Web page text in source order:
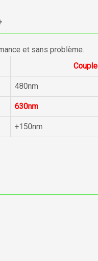
et sans problème.
Couple
480nm
630nm
+150nm